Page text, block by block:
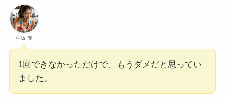
中坂 優
1回できなかっただけで、もうダメだと思ってい
ました。